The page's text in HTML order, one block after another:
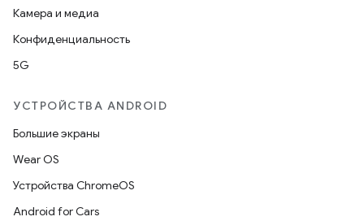
Камера и медиа
Конфиденциальность
5G
УСТРОЙСТВА ANDROID
Большие экраны
Wear OS
Устройства ChromeOS
Android for Cars